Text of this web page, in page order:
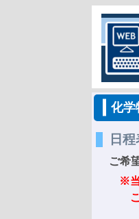
化学
日
ご希
※
こ